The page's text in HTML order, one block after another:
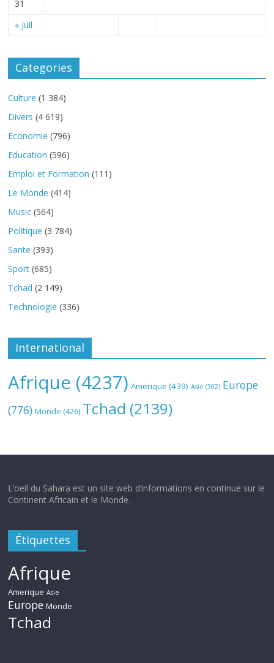
« Juil
31
Categories
Culture (1 384)
Divers (4 619)
Economie (796)
Education (596)
Emploi et Formation (111)
Le Monde (414)
Music (564)
Politique (3 784)
Sante (393)
Sport (685)
Tchad (2 149)
Technologie (336)
International
Afrique (4237) Amerique (439) Asie (302) Europe
(776) Monde (426) Tchad (2139)
L’oeil du Sahara est un site web d’informations en continue sur le
Continent Africain et le Monde.
Étiquettes
Afrique
Amerique Asie
Europe Monde
Tchad